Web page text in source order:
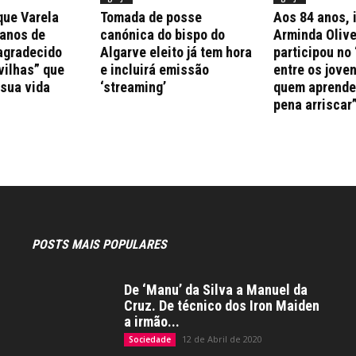
Varela
de
que
vida
Tomada de posse
canónica do bispo do
Algarve eleito já tem hora
e incluirá emissão
‘streaming’
Aos 84 anos,
Arminda
participou no
entre os
quem
pena
POSTS MAIS POPULARES
De ‘Manu’ da Silva a Manuel da
Cruz. De técnico dos Iron Maiden
a irmão...
Sociedade 12 de Abril de 2020